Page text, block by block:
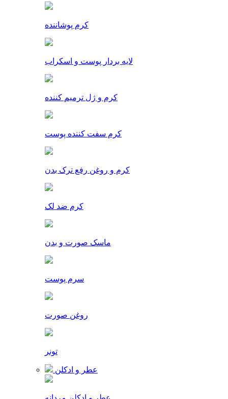
کرم پوشاننده
لایه بردار پوست و اسکراب
کرم و ژل ترمیم کننده
کرم سفت کننده پوست
کرم و روغن رفع ترک بدن
کرم ضد لک
ماسک صورت و بدن
سرم پوست
روغن صورت
تونر
عطر و ادکلن